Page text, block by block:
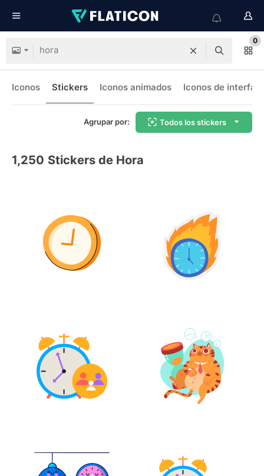
0
Iconos Stickers Iconos animados Iconos de interfaz
Agrupar por: Todos los stickers
1,250 Stickers de Hora